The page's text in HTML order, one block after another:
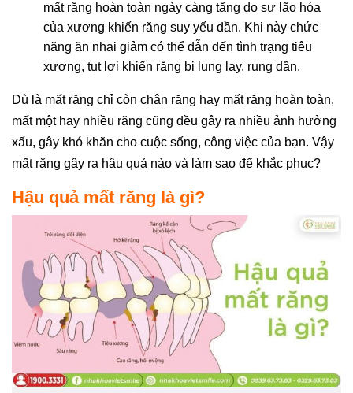
mất răng hoàn toàn ngày càng tăng do sự lão hóa
của xương khiến răng suy yếu dần. Khi này chức
năng ăn nhai giảm có thể dẫn đến tình trạng tiêu
xương, tụt lợi khiến răng bị lung lay, rụng dần.
Dù là mất răng chỉ còn chân răng hay mất răng hoàn toàn,
mất một hay nhiều răng cũng đều gây ra nhiều ảnh hưởng
xấu, gây khó khăn cho cuộc sống, công việc của bạn. Vậy
mất răng gây ra hậu quả nào và làm sao để khắc phục?
Hậu quả mất răng là gì?